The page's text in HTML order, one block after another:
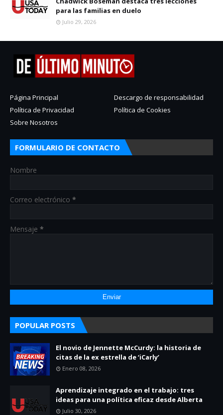
para las familias en duelo
Julio 29, 2026
Página Principal
Descargo de responsabilidad
Política de Privacidad
Política de Cookies
Sobre Nosotros
FORMULARIO DE CONTACTO
Nombre
Correo electrónico *
Mensaje *
POPULAR POSTS
El novio de Jennette McCurdy: la historia de
citas de la ex estrella de ‘iCarly’
Enero 08, 2026
Aprendizaje integrado en el trabajo: tres
ideas para una política eficaz desde Alberta
Julio 30, 2026